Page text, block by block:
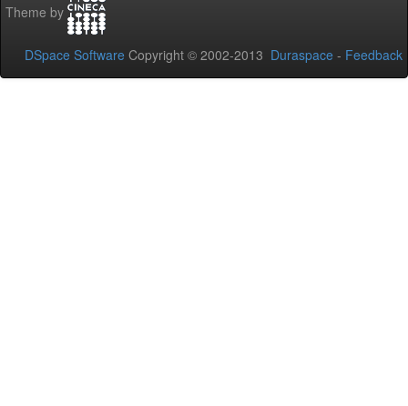
Theme by
DSpace Software Copyright © 2002-2013 Duraspace - Feedback